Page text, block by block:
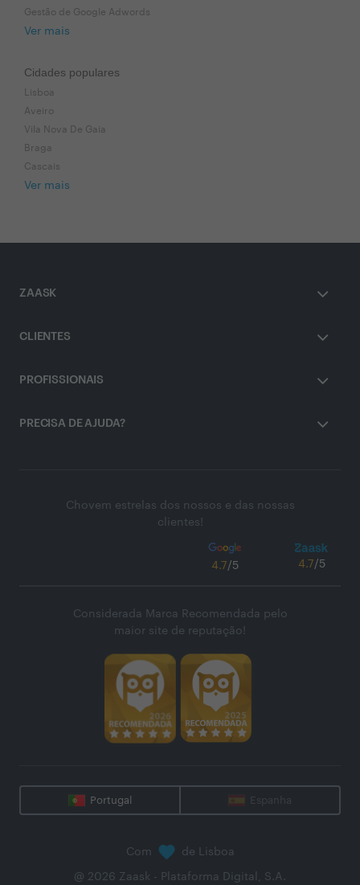
Gestão de Google Adwords
Ver mais
Cidades populares
Lisboa
Aveiro
Vila Nova De Gaia
Braga
Cascais
Ver mais
ZAASK
CLIENTES
PROFISSIONAIS
PRECISA DE AJUDA?
Chovem estrelas dos nossos e das nossas
clientes!
4.7/5 4.7/5
Considerada Marca Recomendada pelo
maior site de reputação!
Portugal Espanha
Com de Lisboa
@ 2026 Zaask - Plataforma Digital, S.A.